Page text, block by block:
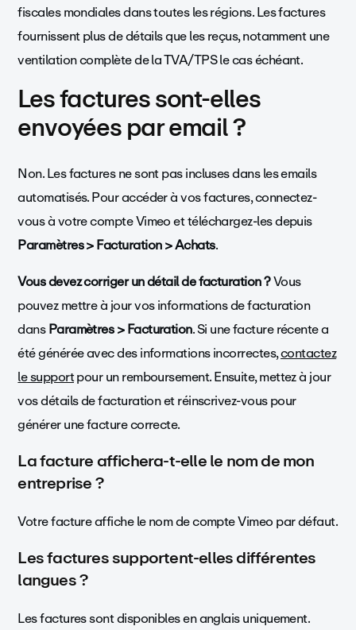
fiscales mondiales dans toutes les régions. Les factures
fournissent plus de détails que les reçus, notamment une
ventilation complète de la TVA/TPS le cas échéant.
Les factures sont-elles
envoyées par email ?
Non. Les factures ne sont pas incluses dans les emails
automatisés. Pour accéder à vos factures, connectez-
vous à votre compte Vimeo et téléchargez-les depuis
Paramètres > Facturation > Achats.
Vous devez corriger un détail de facturation ?Vous
pouvez mettre à jour vos informations de facturation
dansParamètres > Facturation. Si une facture récente a
été générée avec des informations incorrectes,contactez
le supportpour un remboursement. Ensuite, mettez à jour
vos détails de facturation et réinscrivez-vous pour
générer une facture correcte.
La facture affichera-t-elle le nom de mon
entreprise ?
Votre facture affiche le nom de compte Vimeo par défaut.
Les factures supportent-elles différentes
langues ?
Les factures sont disponibles en anglais uniquement.